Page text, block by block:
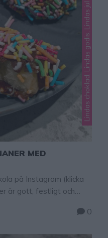
Lindas choklad, Lindas godis, Lindas jul
MED
på Instagram (klicka
är gott, festligt och
lika gott och väldigt 0